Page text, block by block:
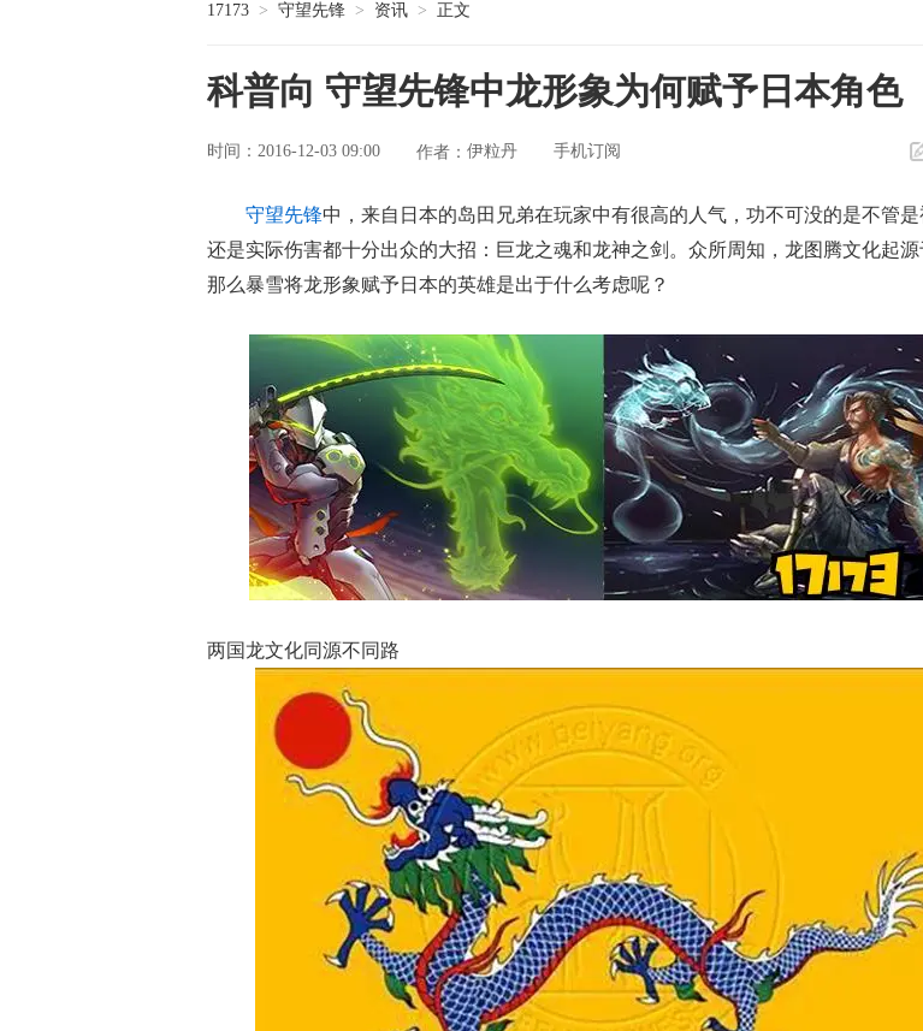
17173 > 守望先锋 > 资讯 > 正文
科普向 守望先锋中龙形象为何赋予日本角色
时间：2016-12-03 09:00 作者： 伊粒丹 手机订阅
守望先锋中，来自日本的岛田兄弟在玩家中有很高的人气，功不可没的是不管
还是实际伤害都十分出众的大招：巨龙之魂和龙神之剑。众所周知，龙图腾文化起源
那么暴雪将龙形象赋予日本的英雄是出于什么考虑呢？
两国龙文化同源不同路